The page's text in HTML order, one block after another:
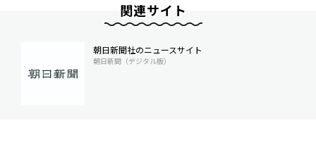
関連サイト
朝日新聞社のニュースサイト
朝日新聞（デジタル版）